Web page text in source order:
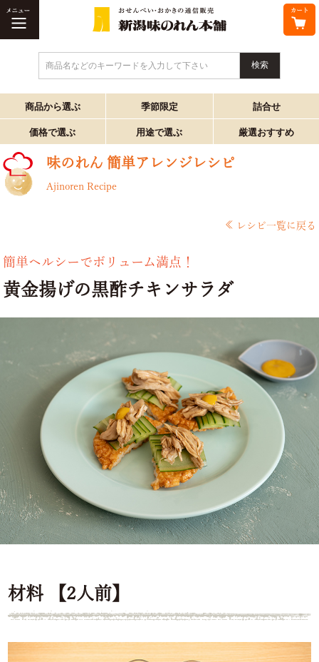
商品名などのキーワードを入力して下さい
商品から選ぶ 季節限定 詰合せ
価格で選ぶ 用途で選ぶ 厳選おすすめ
味のれん 簡単アレンジレシピ
Ajinoren Recipe
簡単ヘルシーでボリューム満点！
黄金揚げの黒酢チキンサラダ
レシピ一覧に戻る
材料 【2人前】